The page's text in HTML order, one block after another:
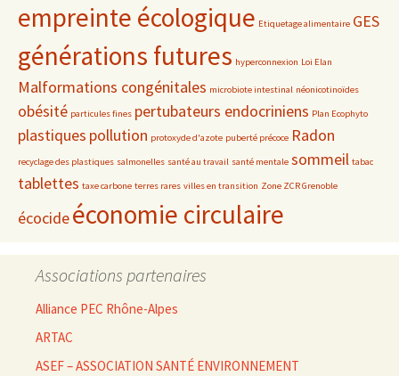
empreinte écologique Etiquetage alimentaire GES
générations futures hyperconnexion Loi Elan
Malformations congénitales microbiote intestinal néonicotinoïdes
obésité particules fines pertubateurs endocriniens Plan Ecophyto
plastiques pollution protoxyde d'azote puberté précoce Radon
recyclage des plastiques salmonelles santé au travail santé mentale sommeil tabac
tablettes taxe carbone terres rares villes en transition Zone ZCR Grenoble
écocideéconomie circulaire
Associations partenaires
Alliance PEC Rhône-Alpes
ARTAC
ASEF – ASSOCIATION SANTÉ ENVIRONNEMENT